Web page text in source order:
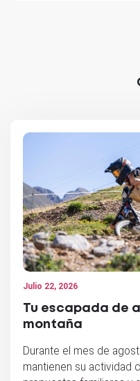
Julio 22, 2026
Tu escapada de
montaña
Durante el mes de
mantienen su actividad